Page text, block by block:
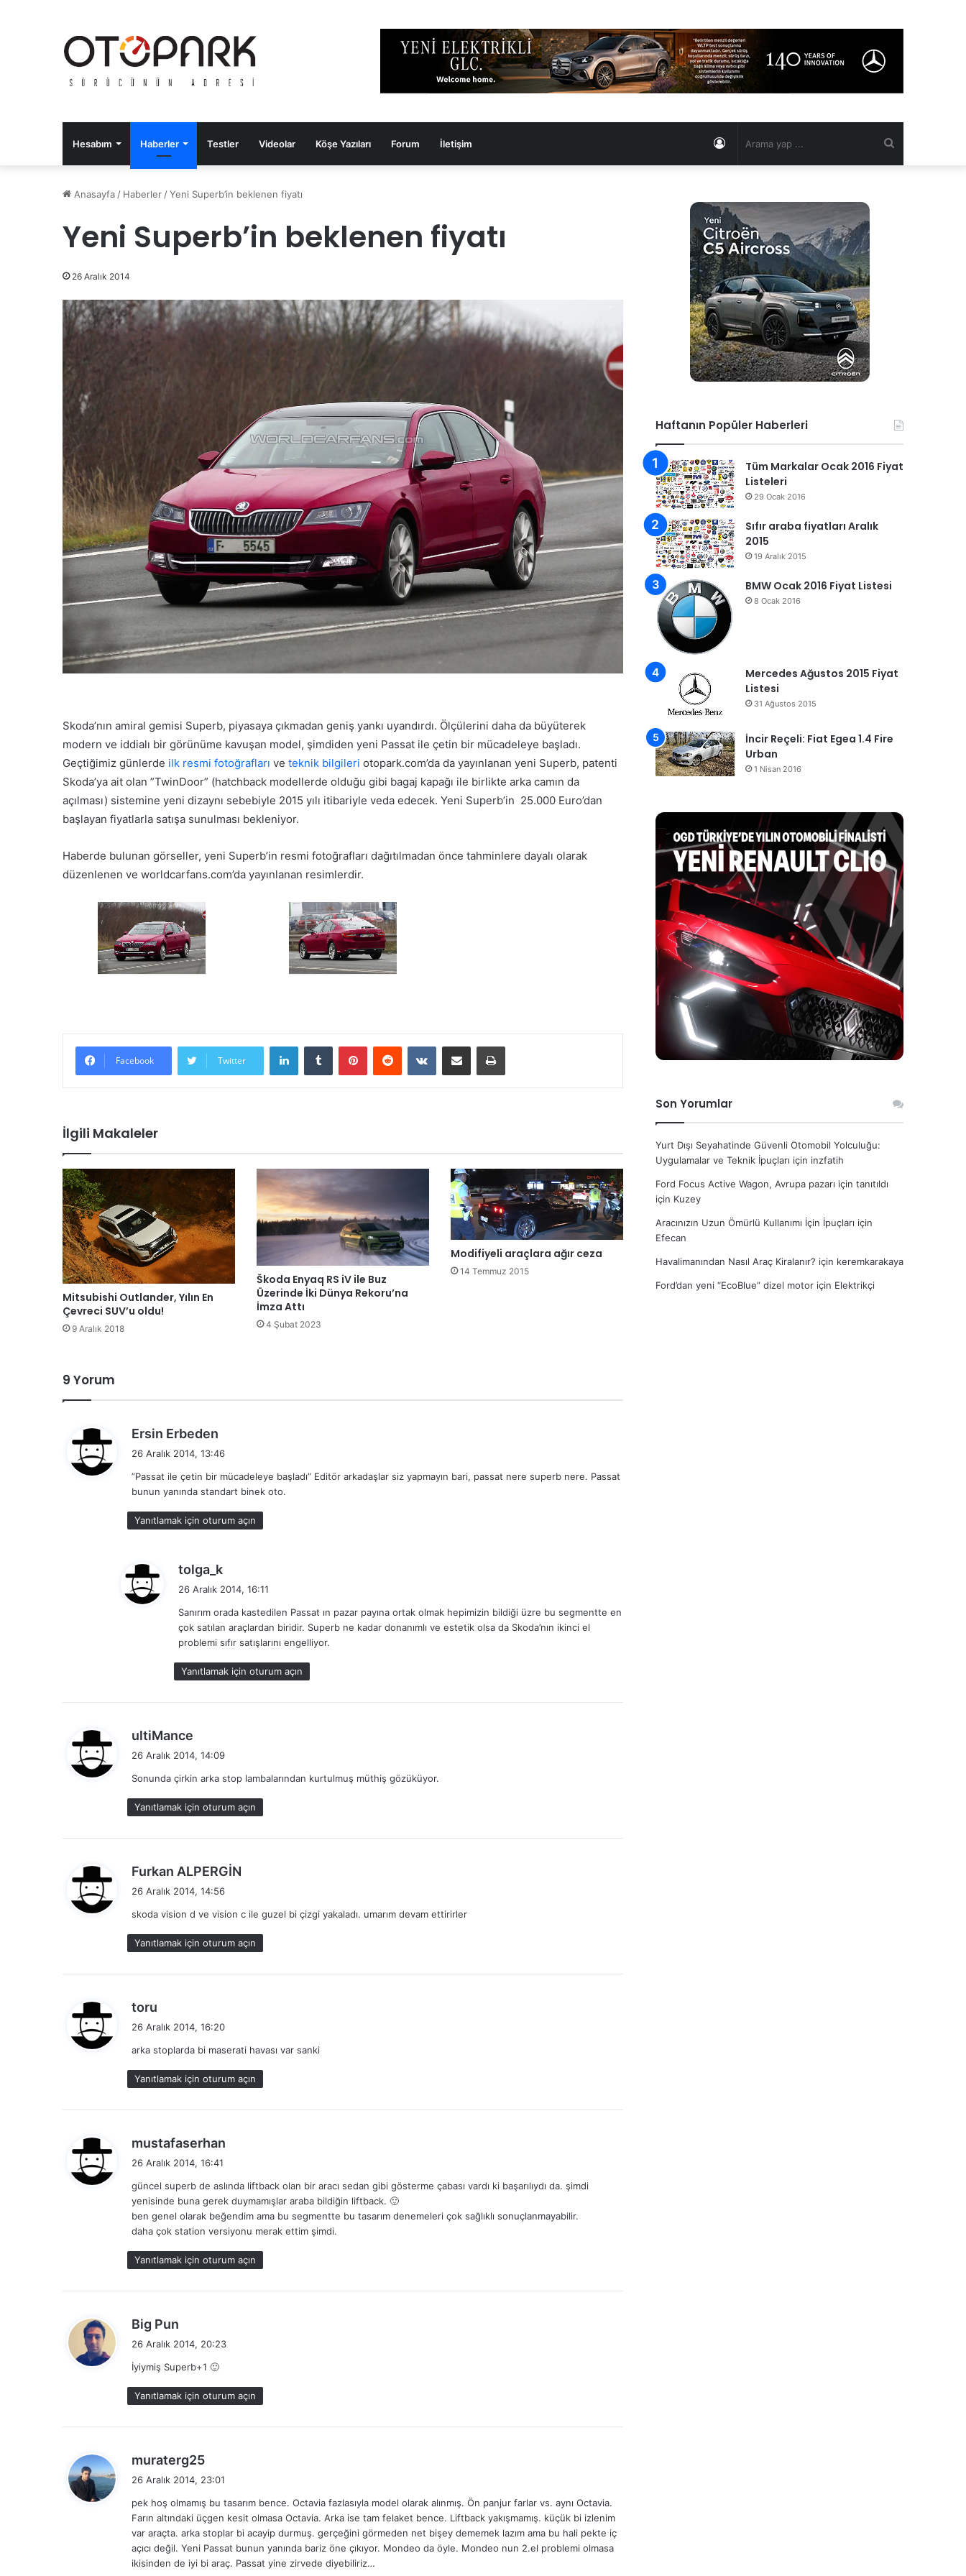
Hesabım Haberler Testler Videolar Köşe Yazıları Forum İletişim Kayıt
Anasayfa / Haberler /Yeni Superb’in beklenen fiyatı
Yeni Superb’in beklenen fiyatı
26 Aralık 2014
Skoda’nın amiral gemisi Superb, piyasaya çıkmadan geniş yankı uyandırdı. Ölçülerini daha da büyüterek
modern ve iddialı bir görünüme kavuşan model, şimdiden yeni Passat ile çetin bir mücadeleye başladı.
Geçtiğimiz günlerde ilk resmi fotoğrafları ve teknik bilgileri otopark.com’da da yayınlanan yeni Superb, patenti
Skoda’ya ait olan ”TwinDoor” (hatchback modellerde olduğu gibi bagaj kapağı ile birlikte arka camın da
açılması) sistemine yeni dizaynı sebebiyle 2015 yılı itibariyle veda edecek. Yeni Superb’in 25.000 Euro’dan
başlayan fiyatlarla satışa sunulması bekleniyor.
Haberde bulunan görseller, yeni Superb’in resmi fotoğrafları dağıtılmadan önce tahminlere dayalı olarak
düzenlenen ve worldcarfans.com’da yayınlanan resimlerdir.
Facebook Twitter
İlgili Makaleler
Mitsubishi Outlander, Yılın En
Çevreci SUV’u oldu!
9 Aralık 2018
Škoda Enyaq RS iV ile Buz
Üzerinde İki Dünya Rekoru’na
İmza Attı
4 Şubat 2023
Modifiyeli araçlara ağır ceza
14 Temmuz 2015
9 Yorum
Ersin Erbeden
k
i
:
26 Aralık 2014, 13:46
”Passat ile çetin bir mücadeleye başladı” Editör arkadaşlar siz yapmayın bari, passat nere superb nere. Passat
bunun yanında standart binek oto.
Yanıtlamak için oturum açın
tolga_k
i
k
i
:
26 Aralık 2014, 16:11
Sanırım orada kastedilen Passat ın pazar payına ortak olmak hepimizin bildiği üzre bu segmentte en
çok satılan araçlardan biridir. Superb ne kadar donanımlı ve estetik olsa da Skoda’nın ikinci el
problemi sıfır satışlarını engelliyor.
Yanıtlamak için oturum açın
ultiMance
i
k
i
26 Aralık 2014, 14:09
Sonunda çirkin arka stop lambalarından kurtulmuş müthiş gözüküyor.
Yanıtlamak için oturum açın
Furkan ALPERGİN
i
k
i
26 Aralık 2014, 14:56
skoda vision d ve vision c ile guzel bi çizgi yakaladı. umarım devam ettirirler
Yanıtlamak için oturum açın
toru
i
k
i
26 Aralık 2014, 16:20
arka stoplarda bi maserati havası var sanki
Yanıtlamak için oturum açın
mustafaserhan
i
k
i
26 Aralık 2014, 16:41
güncel superb de aslında liftback olan bir aracı sedan gibi gösterme çabası vardı ki başarılıydı da. şimdi
yenisinde buna gerek duymamışlar araba bildiğin liftback. 🙂
ben genel olarak beğendim ama bu segmentte bu tasarım denemeleri çok sağlıklı sonuçlanmayabilir.
daha çok station versiyonu merak ettim şimdi.
Yanıtlamak için oturum açın
Big Pun
i
k
i
26 Aralık 2014, 20:23
İyiymiş Superb+1 🙂
Yanıtlamak için oturum açın
muraterg25
i
k
i
26 Aralık 2014, 23:01
pek hoş olmamış bu tasarım bence. Octavia fazlasıyla model olarak alınmış. Ön panjur farlar vs. aynı Octavia.
Farın altındaki üçgen kesit olmasa Octavia. Arka ise tam felaket bence. Liftback yakışmamış. küçük bi izlenim
var araçta. arka stoplar bi acayip durmuş. gerçeğini görmeden net bişey dememek lazım ama bu hali pekte iç
açıcı değil. Yeni Passat bunun yanında bariz öne çıkıyor. Mondeo da öyle. Mondeo nun 2.el problemi olmasa
ikisinden de iyi bi araç. Passat yine zirvede diyebiliriz…
Haftanın Popüler Haberleri
Tüm Markalar Ocak 2016 Fiyat
Listeleri
29 Ocak 2016
Sıfır araba fiyatları Aralık
2015
19 Aralık 2015
BMW Ocak 2016 Fiyat Listesi
8 Ocak 2016
Mercedes Ağustos 2015 Fiyat
Listesi
31 Ağustos 2015
İncir Reçeli: Fiat Egea 1.4 Fire
Urban
1 Nisan 2016
Son Yorumlar
Yurt Dışı Seyahatinde Güvenli Otomobil Yolculuğu:
Uygulamalar ve Teknik İpuçları için inzfatih
Ford Focus Active Wagon, Avrupa pazarı için tanıtıldı
için Kuzey
Aracınızın Uzun Ömürlü Kullanımı İçin İpuçları için
Efecan
Havalimanından Nasıl Araç Kiralanır? için keremkarakaya
Ford’dan yeni “EcoBlue” dizel motor için Elektrikçi